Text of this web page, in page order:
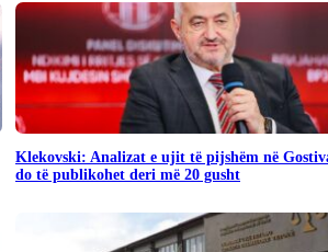
Klekovski: Analizat e ujit të pijshëm në
do të publikohet deri më 20 gusht